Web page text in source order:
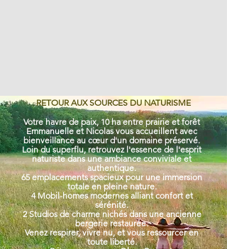
RETOUR AUX SOURCESDU NATURISME
Votre havre de paix, 10 ha entre prairie et forêt
Emmanuelle et Nicolas vous accueillent avec
bienveillance au cœur d'un domaine préservé.
Loin du superflu, retrouvez l'essence de l'esprit
naturiste dans une ambiance conviviale et
authentique.
65 emplacements spacieux pour une immersion
totale en pleine nature.
4 Mobil-homes modernes alliant confort et
sérénité.
2 Studios de charme nichés dans une ancienne
bergerie restaurée.
Venez respirer, vivre nu, et vous ressourcer en
toute liberté.